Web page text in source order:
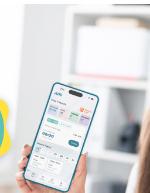
veicolo mentre impegnava la
Bar Sarti.
immediata degli airbag del
per la gestione della viabilità e i rilievi di
precursore, il quale ha dato esito
del 118 per valutare lo stato di salute
accertamentima non ha riportato lesioni